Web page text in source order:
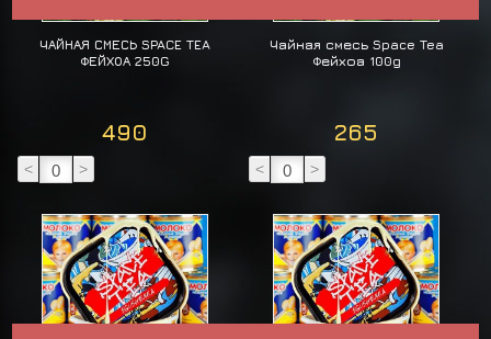
ЧАЙНАЯ СМЕСЬ SPACE TEA
ФЕЙХОА 250G
490
< >
Чайная смесь Space Tea
Фейхоа 100g
265
< >